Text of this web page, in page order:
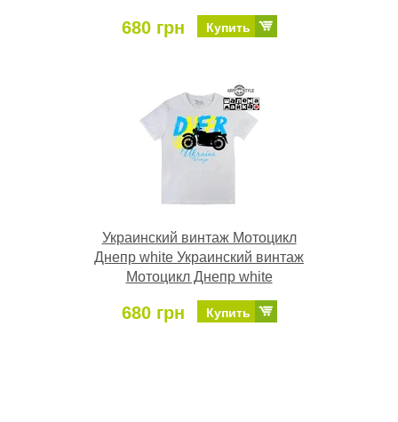
680 грн Купить
Украинский винтаж Мотоцикл
Днепр white Украинский винтаж
Мотоцикл Днепр white
680 грн Купить